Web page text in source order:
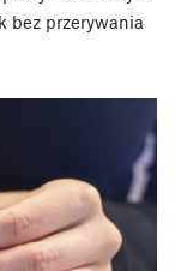
bez przerywania